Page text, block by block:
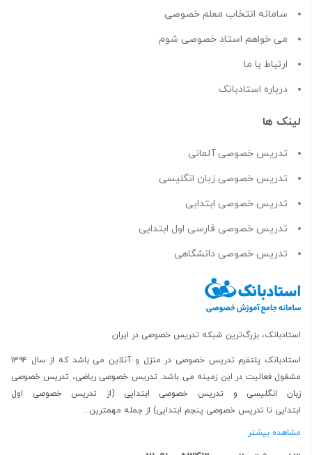
سامانه انتخاب معلم خصوصی
می خواهم استاد خصوصی شوم
ارتباط با ما
درباره استادبانک
لینک ها
تدریس خصوصی آلمانی
تدریس خصوصی زبان انگلیسی
تدریس خصوصی ابتدایی
تدریس خصوصی فارسی اول ابتدایی
تدریس خصوصی دانشگاهی
استادبانک، بزرگ‌ترین شبکه تدریس خصوصی در ایران
استادبانک پلتفرم تدریس خصوصی در منزل و آنلاین
می باشد که از سال ۱۳۹۴
مشغول فعالیت در این زمینه می باشد.تدریس خصوصی ریاضی، تدریس خصوصی
زبان انگلیسی و تدریس خصوصی ابتدایی (از
تدریس خصوصی اول
ابتدایی تا تدریس خصوصی پنجم ابتدایی) از جمله مهمترین...
مشاهده بیشتر